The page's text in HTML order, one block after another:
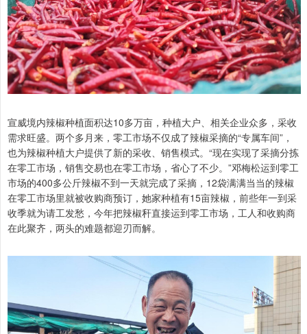
宣威境内辣椒种植面积达10多万亩，种植大户、相关企业众多，采收
需求旺盛。两个多月来，零工市场不仅成了辣椒采摘的“专属车间”，
也为辣椒种植大户提供了新的采收、销售模式。“现在实现了采摘分拣
在零工市场，销售交易也在零工市场，省心了不少。”邓梅松运到零工
市场的400多公斤辣椒不到一天就完成了采摘，12袋满满当当的辣椒
在零工市场里就被收购商预订，她家种植有15亩辣椒，前些年一到采
收季就为请工发愁，今年把辣椒秆直接运到零工市场，工人和收购商
在此聚齐，两头的难题都迎刃而解。